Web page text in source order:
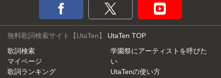
無料歌詞検索サイト【UtaTen】 UtaTen TOP
歌詞検索
マイページ
歌詞ランキング
学園祭にアーティストを呼びた
い
UtaTenの使い方